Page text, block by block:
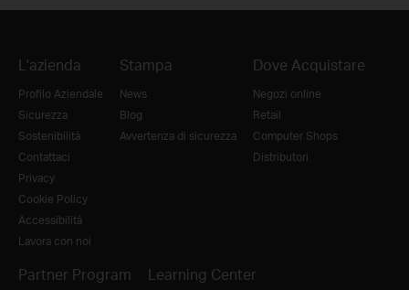
L'azienda
Profilo Aziendale
Sicurezza
Sostenibilità
Contattaci
Privacy
Cookie Policy
Accessibilità
Lavora con noi
Stampa
News
Blog
Avvertenza di sicurezza
Dove Acquistare
Negozi online
Retail
Computer Shops
Distributori
Partner Program Learning Center